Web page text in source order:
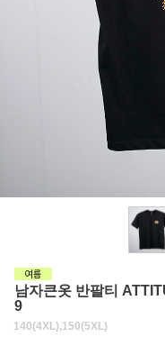
남자큰옷 반팔티
9
140(4XL),150(5XL)